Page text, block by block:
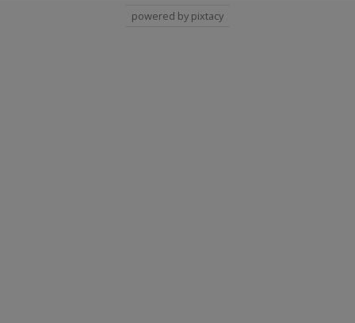
powered by pixtacy